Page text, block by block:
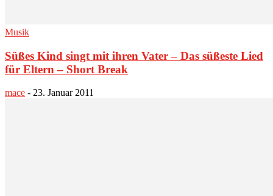
Musik
Süßes Kind singt mit ihren Vater – Das süßeste Lied
für Eltern – Short Break
mace - 23. Januar 2011